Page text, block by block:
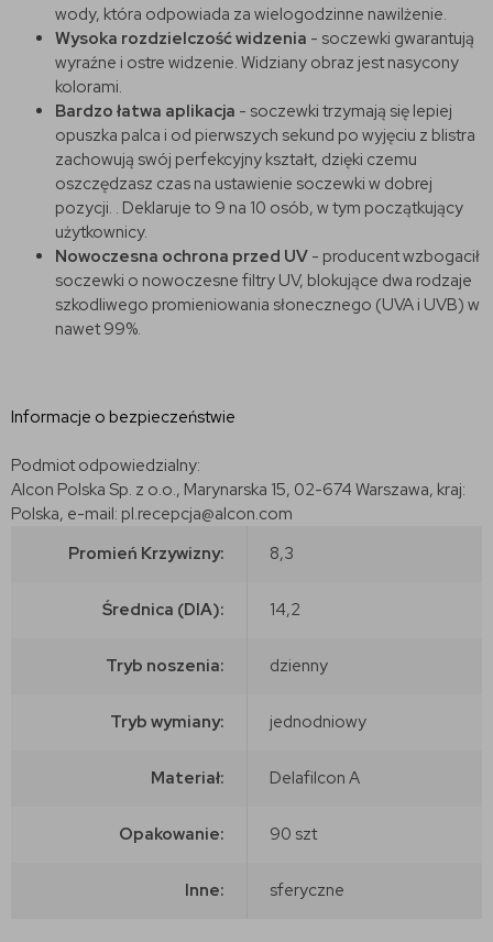
wody, która odpowiada za wielogodzinne nawilżenie.
Wysoka rozdzielczość widzenia - soczewki gwarantują
wyraźne i ostre widzenie. Widziany obraz jest nasycony
kolorami.
Bardzo łatwa aplikacja - soczewki trzymają się lepiej
opuszka palca i od pierwszych sekund po wyjęciu z blistra
zachowują swój perfekcyjny kształt, dzięki czemu
oszczędzasz czas na ustawienie soczewki w dobrej
pozycji. . Deklaruje to 9 na 10 osób, w tym początkujący
użytkownicy.
Nowoczesna ochrona przed UV - producent wzbogacił
soczewki o nowoczesne filtry UV, blokujące dwa rodzaje
szkodliwego promieniowania słonecznego (UVA i UVB) w
nawet 99%.
Informacje o bezpieczeństwie
Podmiot odpowiedzialny:
Alcon Polska Sp. z o.o., Marynarska 15, 02-674 Warszawa, kraj:
Polska, e-mail: pl.recepcja@alcon.com
Promień Krzywizny:
8,3
Średnica (DIA): 14,2
Tryb noszenia: dzienny
Tryb wymiany: jednodniowy
Materiał: Delafilcon A
Opakowanie: 90 szt
Inne: sferyczne